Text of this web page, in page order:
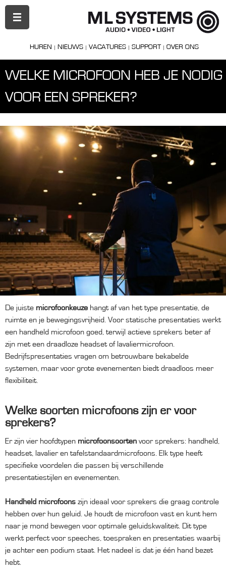
HUREN NIEUWS VACATURES SUPPORT OVER ONS
PRIMAIR
MENU
WELKE MICROFOON HEB JE NODIG
VOOR EEN SPREKER?
De juiste microfoonkeuze hangt af van het type presentatie, de
ruimte en je bewegingsvrijheid. Voor statische presentaties werkt
een handheld microfoon goed, terwijl actieve sprekers beter af
zijn met een draadloze headset of lavaliermicrofoon.
Bedrijfspresentaties vragen om betrouwbare bekabelde
systemen, maar voor grote evenementen biedt draadloos meer
flexibiliteit.
Welke soorten microfoons zijn er voor
sprekers?
Er zijn vier hoofdtypen microfoonsoorten voor sprekers: handheld,
headset, lavalier en tafelstandaardmicrofoons. Elk type heeft
specifieke voordelen die passen bij verschillende
presentatiestijlen en evenementen.
Handheld microfoons zijn ideaal voor sprekers die graag controle
hebben over hun geluid. Je houdt de microfoon vast en kunt hem
naar je mond bewegen voor optimale geluidskwaliteit. Dit type
werkt perfect voor speeches, toespraken en presentaties waarbij
je achter een podium staat. Het nadeel is dat je één hand bezet
hebt.